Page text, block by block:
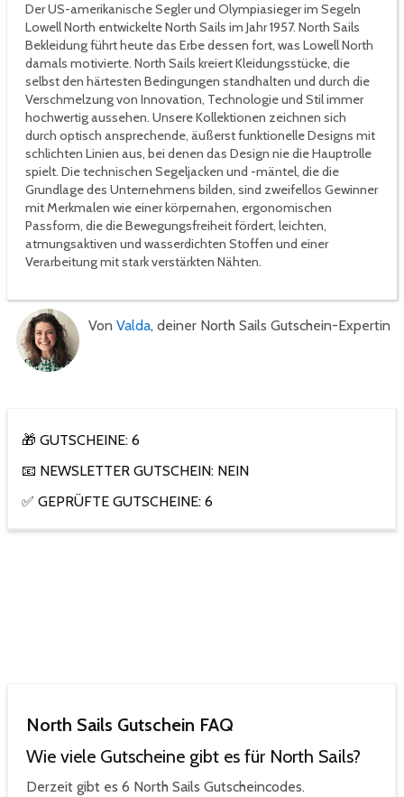
Der US-amerikanische Segler und Olympiasieger im Segeln
Lowell North entwickelte North Sails im Jahr 1957. North Sails
Bekleidung führt heute das Erbe dessen fort, was Lowell North
damals motivierte. North Sails kreiert Kleidungsstücke, die
selbst den härtesten Bedingungen standhalten und durch die
Verschmelzung von Innovation, Technologie und Stil immer
hochwertig aussehen. Unsere Kollektionen zeichnen sich
durch optisch ansprechende, äußerst funktionelle Designs mit
schlichten Linien aus, bei denen das Design nie die Hauptrolle
spielt. Die technischen Segeljacken und -mäntel, die die
Grundlage des Unternehmens bilden, sind zweifellos Gewinner
mit Merkmalen wie einer körpernahen, ergonomischen
Passform, die die Bewegungsfreiheit fördert, leichten,
atmungsaktiven und wasserdichten Stoffen und einer
Verarbeitung mit stark verstärkten Nähten.
Von Valda, deiner North Sails Gutschein-Expertin
🎁 GUTSCHEINE: 6
📧 NEWSLETTER GUTSCHEIN: NEIN
✅ GEPRÜFTE GUTSCHEINE: 6
North Sails Gutschein FAQ
Wie viele Gutscheine gibt es für North Sails?
Derzeit gibt es 6 North Sails Gutscheincodes.